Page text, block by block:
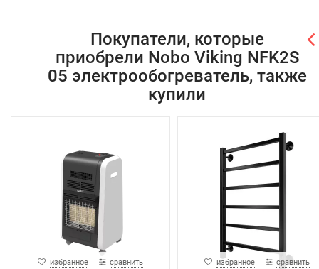
Покупатели, которые
приобрели Nobo Viking NFK2S
05 электрообогреватель, также
купили
избранное сравнить избранное сравнить